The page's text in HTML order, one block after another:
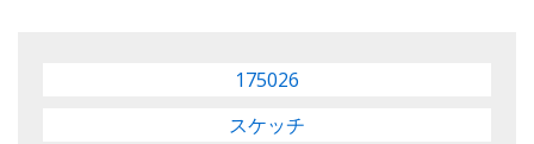
175026
スケッチ